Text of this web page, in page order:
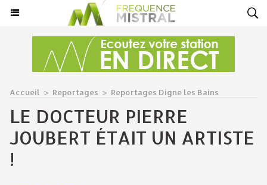
Accueil > Reportages > Reportages Digne les Bains
LE DOCTEUR PIERRE
JOUBERT ÉTAIT UN ARTISTE
!